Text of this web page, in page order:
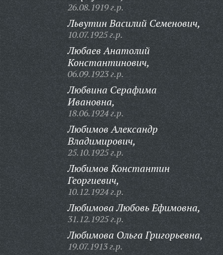
26.08.1919 г.р.
Львутин Василий Семенович,
10.07.1925 г.р.
Любаев Анатолий
Константинович,
06.09.1923 г.р.
Любвина Серафима
Ивановна,
18.06.1924 г.р.
Любимов Александр
Владимирович,
25.10.1925 г.р.
Любимов Константин
Георгиевич,
10.12.1924 г.р.
Любимова Любовь Ефимовна,
31.12.1925 г.р.
Любимова Ольга Григорьевна,
19.07.1913 г.р.